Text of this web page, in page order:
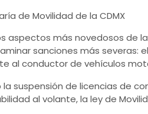
aspectos más novedosos de
sanciones más severas:
al conductor de vehículos
la suspensión de licencias de
al volante, la ley de